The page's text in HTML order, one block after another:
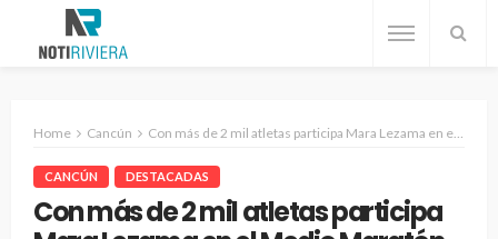
Home Cancún Con más de 2 mil atletas participa Mara Lezama en el Medio Maratón de la Mujer en Cancún
CANCÚN DESTACADAS
Con más de 2 mil atletas participa